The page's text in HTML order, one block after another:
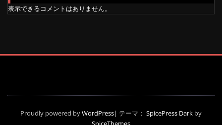
表示できるコメントはありません。
Proudly powered byWordPress| テーマ： SpicePress Dark by